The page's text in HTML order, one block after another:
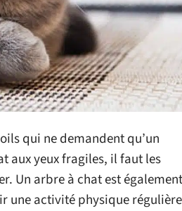
qui ne demandent qu’un
aux yeux fragiles, il faut les
Un arbre à chat est également
une activité physique